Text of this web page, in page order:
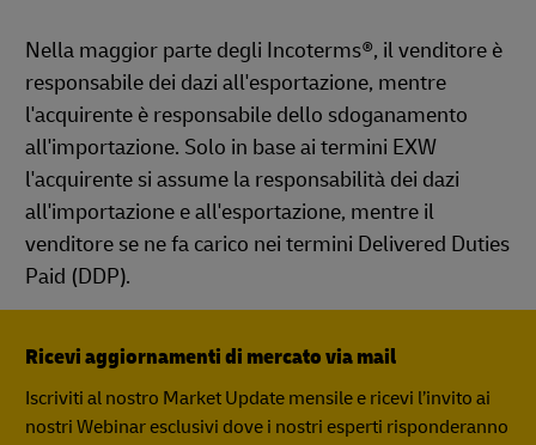
Nella maggior parte degli Incoterms®, il venditore è
responsabile dei dazi all'esportazione, mentre
l'acquirente è responsabile dello sdoganamento
all'importazione. Solo in base ai termini EXW
l'acquirente si assume la responsabilità dei dazi
all'importazione e all'esportazione, mentre il
venditore se ne fa carico nei termini Delivered Duties
Paid (DDP).
Ricevi aggiornamenti di mercato via mail
Iscriviti al nostro Market Update mensile e ricevi l’invito ai
nostri Webinar esclusivi dove i nostri esperti risponderanno